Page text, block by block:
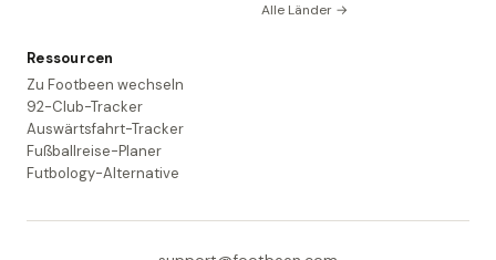
Alle Länder →
Ressourcen
Zu Footbeen wechseln
92-Club-Tracker
Auswärtsfahrt-Tracker
Fußballreise-Planer
Futbology-Alternative